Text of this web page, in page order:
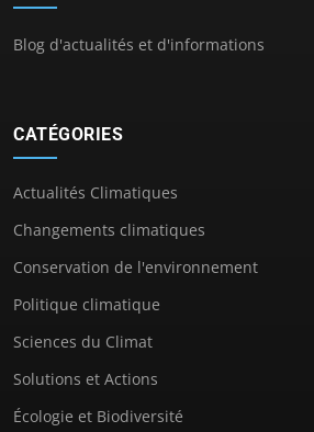
Blog d'actualités et d'informations
CATÉGORIES
Actualités Climatiques
Changements climatiques
Conservation de l'environnement
Politique climatique
Sciences du Climat
Solutions et Actions
Écologie et Biodiversité